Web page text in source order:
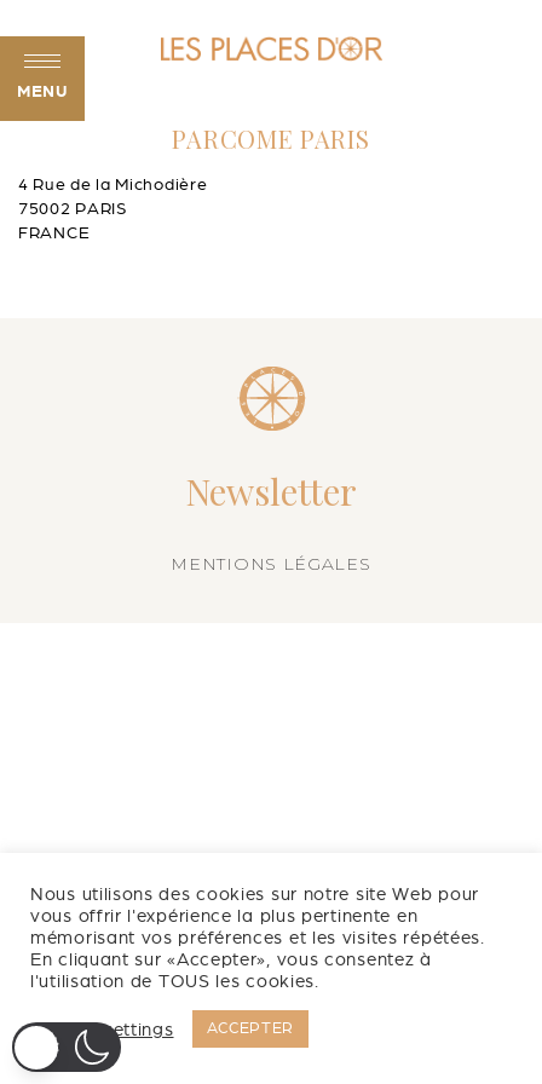
MENU
PARCOME PARIS
4 Rue de la Michodière
75002 PARIS
FRANCE
Newsletter
MENTIONS LÉGALES
Nous utilisons des cookies sur notre site Web pour
vous offrir l'expérience la plus pertinente en
mémorisant vos préférences et les visites répétées.
En cliquant sur «Accepter», vous consentez à
l'utilisation de TOUS les cookies.
Cookie settings ACCEPTER